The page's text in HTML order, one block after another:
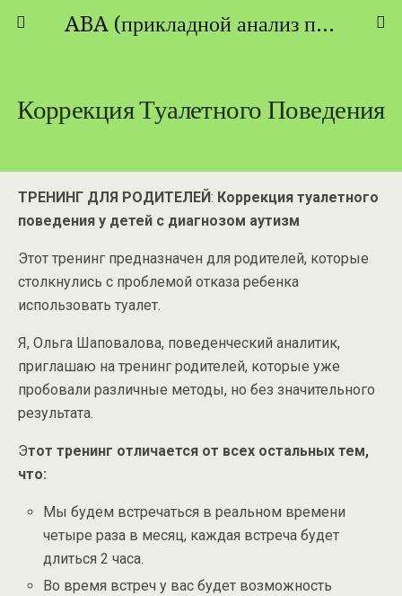
ABA (прикладной анализ поведения) - ТЕОРИЯ И ПРАКТИКА
Коррекция Туалетного Поведения
ТРЕНИНГ ДЛЯ РОДИТЕЛЕЙ: Коррекция туалетного
поведения у детей с диагнозом аутизм
Этот тренинг предназначен для родителей, которые
столкнулись с проблемой отказа ребенка
использовать туалет.
Я, Ольга Шаповалова, поведенческий аналитик,
приглашаю на тренинг родителей, которые уже
пробовали различные методы, но без значительного
результата.
Этот тренинг отличается от всех остальных тем,
что:
Мы будем встречаться в реальном времени
четыре раза в месяц, каждая встреча будет
длиться 2 часа.
Во время встреч у вас будет возможность